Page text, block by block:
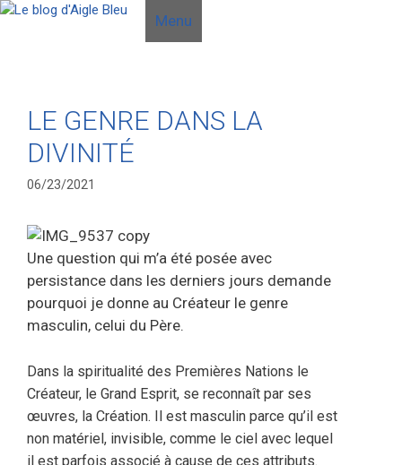
Aller
Menu
LE GENRE DANS LA
DIVINITÉ
06/23/2021
Une question qui m’a été posée avec
persistance dans les derniers jours demande
pourquoi je donne au Créateur le genre
masculin, celui du Père.
Dans la spiritualité des Premières Nations le
Créateur, le Grand Esprit, se reconnaît par ses
œuvres, la Création. Il est masculin parce qu’il est
non matériel, invisible, comme le ciel avec lequel
il est parfois associé à cause de ces attributs.